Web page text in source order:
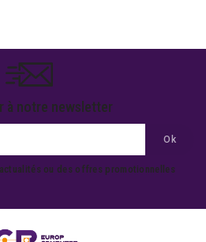
à notre newsletter
ou des offres promotionnelles